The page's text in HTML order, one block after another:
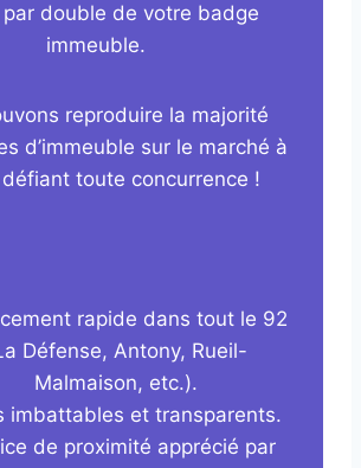
double de votre badge
immeuble.
reproduire la majorité
d’immeuble sur le marché à
toute concurrence !
rapide dans tout le 92
Défense, Antony, Rueil-
Malmaison, etc.).
imbattables et transparents.
de proximité apprécié par